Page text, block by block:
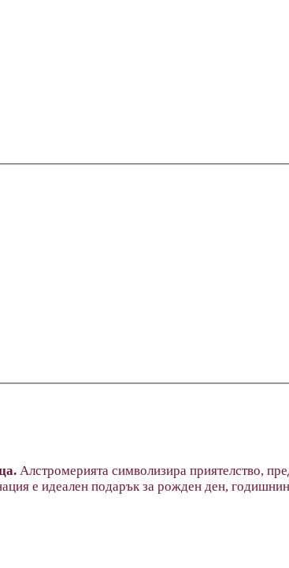
Алстромерията символизира приятелство,
е идеален подарък за рожден ден,